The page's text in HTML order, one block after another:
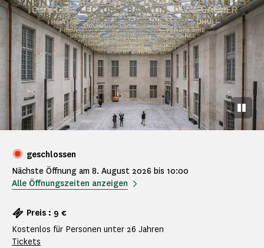
Pause
geschlossen
Nächste Öffnung am 8. August 2026 bis 10:00
Alle Öffnungszeiten anzeigen
Preis : 9 €
Kostenlos für Personen unter 26 Jahren
Tickets